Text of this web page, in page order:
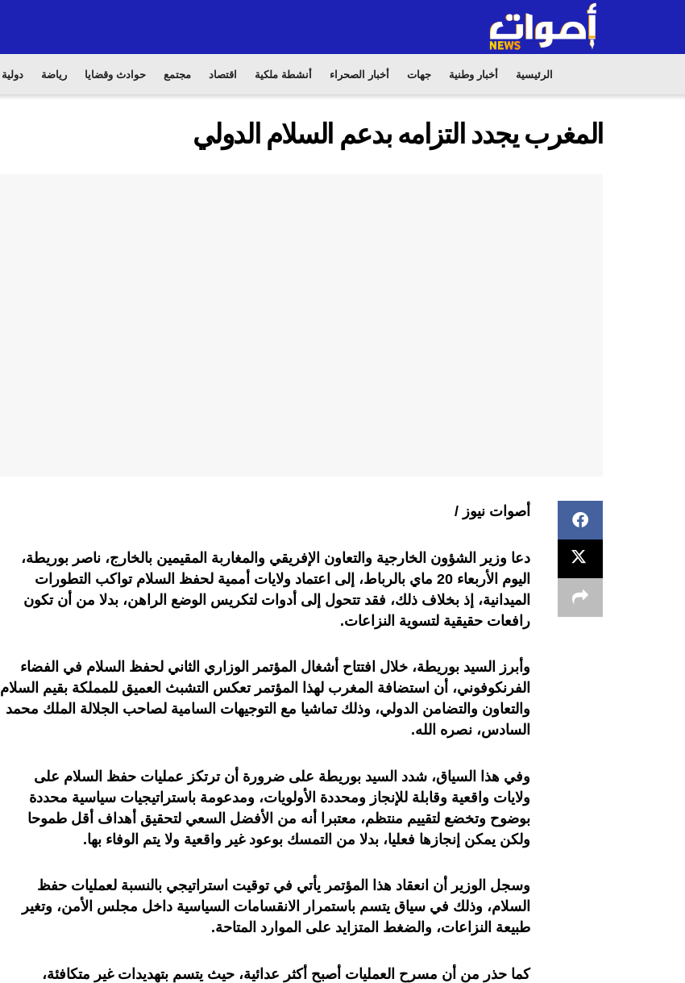
الرئيسية أخبار وطنية جهات أخبار الصحراء أنشطة ملكية اقتصاد مجتمع حوادث وقضايا رياضة دولية
المغرب يجدد التزامه بدعم السلام الدولي
أصوات نيوز /
دعا وزير الشؤون الخارجية والتعاون الإفريقي والمغاربة المقيمين بالخارج، ناصر بوريطة،
اليوم الأربعاء 20 ماي بالرباط، إلى اعتماد ولايات أممية لحفظ السلام تواكب التطورات
الميدانية، إذ بخلاف ذلك، فقد تتحول إلى أدوات لتكريس الوضع الراهن، بدلا من أن تكون
رافعات حقيقية لتسوية النزاعات.
وأبرز السيد بوريطة، خلال افتتاح أشغال المؤتمر الوزاري الثاني لحفظ السلام في الفضاء
الفرنكوفوني، أن استضافة المغرب لهذا المؤتمر تعكس التشبث العميق للمملكة بقيم السلام
والتعاون والتضامن الدولي، وذلك تماشيا مع التوجيهات السامية لصاحب الجلالة الملك محمد
السادس، نصره الله.
وفي هذا السياق، شدد السيد بوريطة على ضرورة أن ترتكز عمليات حفظ السلام على
ولايات واقعية وقابلة للإنجاز ومحددة الأولويات، ومدعومة باستراتيجيات سياسية محددة
بوضوح وتخضع لتقييم منتظم، معتبرا أنه من الأفضل السعي لتحقيق أهداف أقل طموحا
ولكن يمكن إنجازها فعليا، بدلا من التمسك بوعود غير واقعية ولا يتم الوفاء بها.
وسجل الوزير أن انعقاد هذا المؤتمر يأتي في توقيت استراتيجي بالنسبة لعمليات حفظ
السلام، وذلك في سياق يتسم باستمرار الانقسامات السياسية داخل مجلس الأمن، وتغير
طبيعة النزاعات، والضغط المتزايد على الموارد المتاحة.
كما حذر من أن مسرح العمليات أصبح أكثر عدائية، حيث يتسم بتهديدات غير متكافئة،